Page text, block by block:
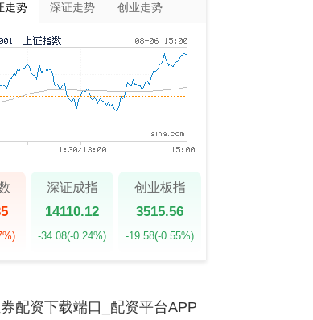
走势 深证走势 创业走势
深证成指
14110.12
-34.08(-0.24%)
创业板指
3515.56
-19.58(-0.55%)
配资下载端口_配资平台APP